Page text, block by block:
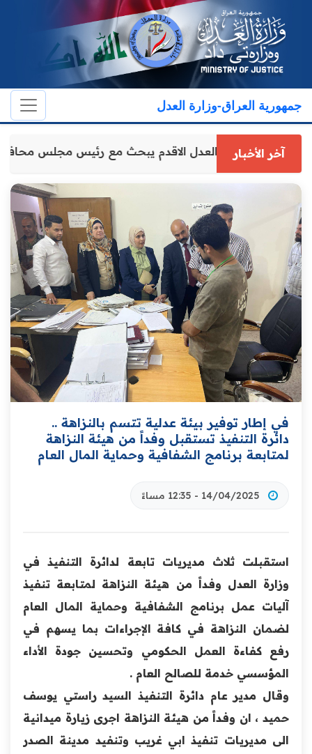
جمهورية العراق-وزارة العدل
آخر الأخباروكيل وزارة العدل الاقدم يبحث مع رئيس مجلس
في إطار توفير بيئة عدلية تتسم بالنزاهة ..
دائرة التنفيذ تستقبل وفداً من هيئة النزاهة
لمتابعة برنامج الشفافية وحماية المال العام
14/04/2025 - 12:35 مساءً
استقبلت ثلاث مديريات تابعة لدائرة التنفيذ في
وزارة العدل وفداً من هيئة النزاهة لمتابعة تنفيذ
آليات عمل برنامج الشفافية وحماية المال العام
لضمان النزاهة في كافة الإجراءات بما يسهم في
رفع كفاءة العمل الحكومي وتحسين جودة الأداء
المؤسسي خدمة للصالح العام .
وقال مدير عام دائرة التنفيذ السيد راستي يوسف
حميد ، ان وفداً من هيئة النزاهة اجرى زيارة ميدانية
الى مديريات تنفيذ ابي غريب وتنفيد مدينة الصدر